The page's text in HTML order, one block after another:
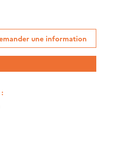
une information